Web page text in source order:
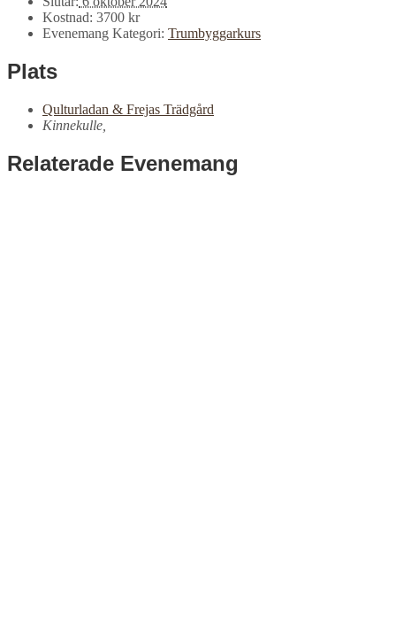
Kostnad: 3700 kr
Evenemang Kategori: Trumbyggarkurs
Plats
Qulturladan & Frejas Trädgård
Kinnekulle
Relaterade Evenemang